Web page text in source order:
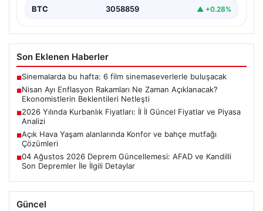
BTC 3058859 ▲ +0.28%
Son Eklenen Haberler
■Sinemalarda bu hafta: 6 film sinemaseverlerle buluşacak
■Nisan Ayı Enflasyon Rakamları Ne Zaman Açıklanacak?
Ekonomistlerin Beklentileri Netleşti
■2026 Yılında Kurbanlık Fiyatları: İl İl Güncel Fiyatlar ve Piyasa
Analizi
■Açık Hava Yaşam alanlarında Konfor ve bahçe mutfağı
Çözümleri
■04 Ağustos 2026 Deprem Güncellemesi: AFAD ve Kandilli
Son Depremler İle İlgili Detaylar
Güncel